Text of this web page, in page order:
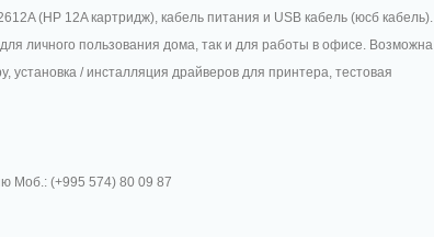
(HP 12A картридж), кабель питания и USB кабель (юсб кабель).
личного пользования дома, так и для работы в офисе. Возможна
/ инсталляция драйверов для принтера, тестовая
Моб.: (+995 574) 80 09 87